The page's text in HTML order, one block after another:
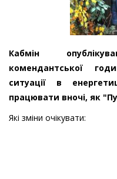
Кабмін
комендантської
ситуації в
працювати вночі, як
Які зміни очікувати: